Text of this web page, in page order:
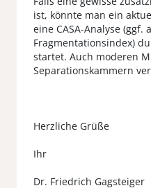
ist, könnte man ein
eine CASA-Analyse (ggf.
Fragmentationsindex)
startet. Auch moderen
Separationskammern
Herzliche Grüße
Ihr